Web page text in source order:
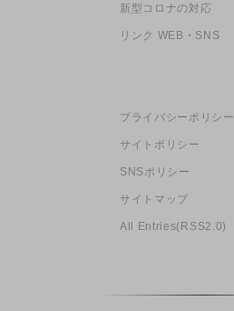
新型コロナの対応
リンク WEB・SNS
プライバシーポリシー
サイトポリシー
SNSポリシー
サイトマップ
All Entries(RSS2.0)